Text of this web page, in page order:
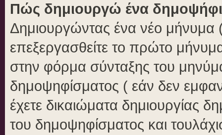
Πώς δημιουργώ ένα
Δημιουργώντας ένα νέο μήνυμα
επεξεργασθείτε το πρώτο
στην φόρμα σύνταξης του
δημοψηφίσματος ( εάν δεν
έχετε δικαιώματα δημιουργίας
του δημοψηφίσματος και